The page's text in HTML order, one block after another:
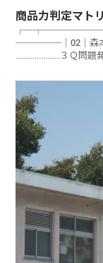
商品力判定マト
─────｜02│森本
…………………３Ｑ問題